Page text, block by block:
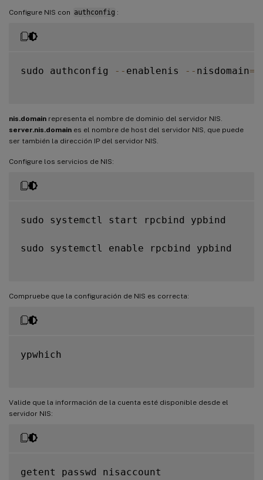
Configure NIS con authconfig :
sudo authconfig -- enablenis -- nisdomain=
nis.domain representa el nombre de dominio del servidor NIS.
server.nis.domain es el nombre de host del servidor NIS, que puede
ser también la dirección IP del servidor NIS.
Configure los servicios de NIS:
sudo systemctl start rpcbind ypbind
sudo systemctl enable rpcbind ypbind
Compruebe que la configuración de NIS es correcta:
ypwhich
Valide que la información de la cuenta esté disponible desde el
servidor NIS:
getent passwd nisaccount